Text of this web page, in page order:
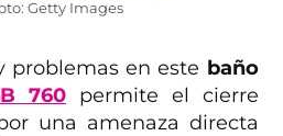
Getty Images
problemas en este baño
760permite el cierre
una amenaza directa